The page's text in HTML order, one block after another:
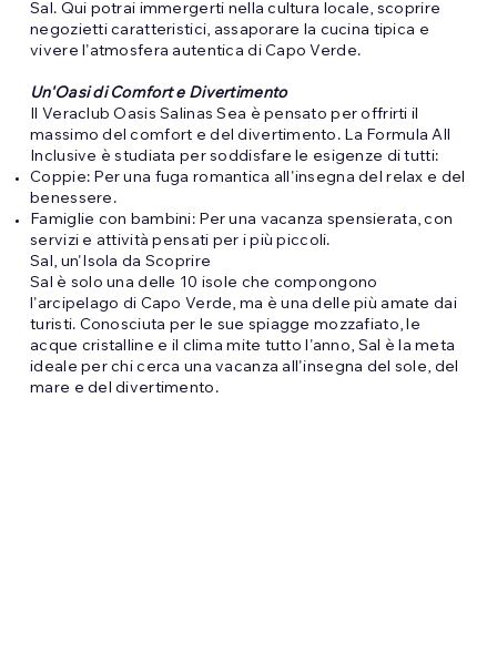
Sal. Qui potrai immergerti nella cultura locale, scoprire
negozietti caratteristici, assaporare la cucina tipica e
vivere l'atmosfera autentica di Capo Verde.
Un'Oasi di Comfort e Divertimento
Il Veraclub Oasis Salinas Sea è pensato per offrirti il
massimo del comfort e del divertimento. La Formula All
Inclusive è studiata per soddisfare le esigenze di tutti:
Coppie: Per una fuga romantica all'insegna del relax e del
benessere.
Famiglie con bambini: Per una vacanza spensierata, con
servizi e attività pensati per i più piccoli.
Sal, un'Isola da Scoprire
Sal è solo una delle 10 isole che compongono
l'arcipelago di Capo Verde, ma è una delle più amate dai
turisti. Conosciuta per le sue spiagge mozzafiato, le
acque cristalline e il clima mite tutto l'anno, Sal è la meta
ideale per chi cerca una vacanza all'insegna del sole, del
mare e del divertimento.